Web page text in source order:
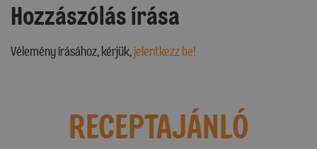
Hozzászólás írása
Vélemény írásához, kérjük,jelentkezz be!
RECEPTAJÁNLÓ